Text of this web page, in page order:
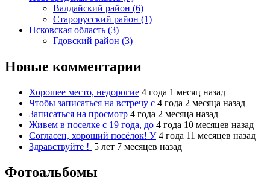
Валдайский район (6)
Старорусский район (1)
Псковская область (3)
Гдовский район (3)
Новые комментарии
Хорошее место, недорогие 4 года 1 месяц назад
Чтобы записаться на встречу с 4 года 2 месяца назад
Записаться на просмотр 4 года 2 месяца назад
Живем в поселке с 19 года, до 4 года 10 месяцев назад
Согласен, хороший посёлок! У 4 года 11 месяцев назад
Здравствуйте ! 5 лет 7 месяцев назад
Фотоальбомы